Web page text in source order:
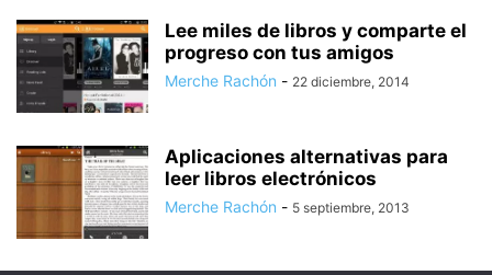
Lee miles de libros y comparte el
progreso con tus amigos
Merche Rachón - 22 diciembre, 2014
Aplicaciones alternativas para
leer libros electrónicos
Merche Rachón - 5 septiembre, 2013